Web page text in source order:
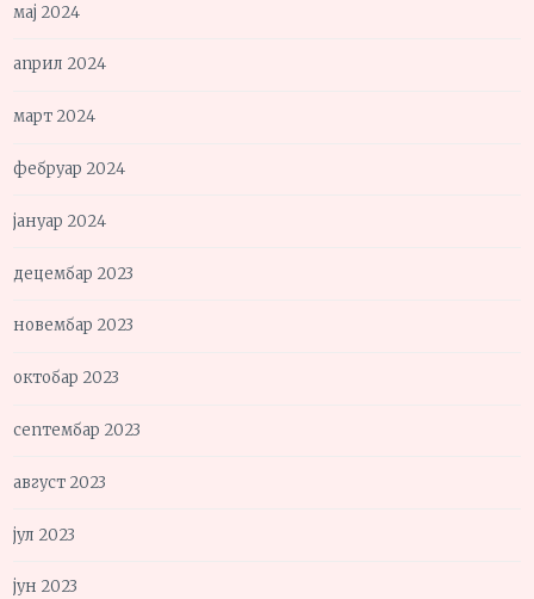
мај 2024
април 2024
март 2024
фебруар 2024
јануар 2024
децембар 2023
новембар 2023
октобар 2023
септембар 2023
август 2023
јул 2023
јун 2023